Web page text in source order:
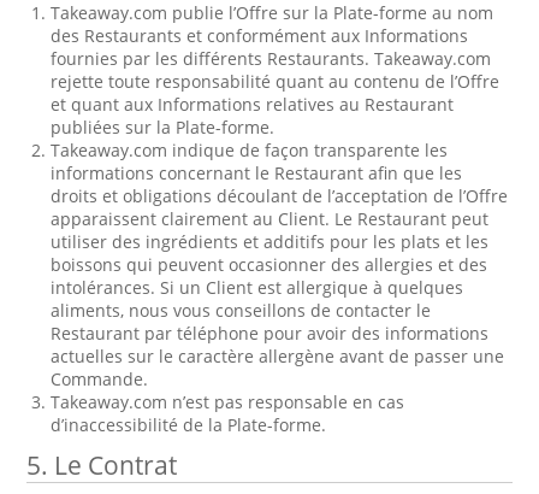
Takeaway.com publie l’Offre sur la Plate-forme au nom
des Restaurants et conformément aux Informations
fournies par les différents Restaurants. Takeaway.com
rejette toute responsabilité quant au contenu de l’Offre
et quant aux Informations relatives au Restaurant
publiées sur la Plate-forme.
Takeaway.com indique de façon transparente les
informations concernant le Restaurant afin que les
droits et obligations découlant de l’acceptation de l’Offre
apparaissent clairement au Client. Le Restaurant peut
utiliser des ingrédients et additifs pour les plats et les
boissons qui peuvent occasionner des allergies et des
intolérances. Si un Client est allergique à quelques
aliments, nous vous conseillons de contacter le
Restaurant par téléphone pour avoir des informations
actuelles sur le caractère allergène avant de passer une
Commande.
Takeaway.com n’est pas responsable en cas
d’inaccessibilité de la Plate-forme.
5. Le Contrat